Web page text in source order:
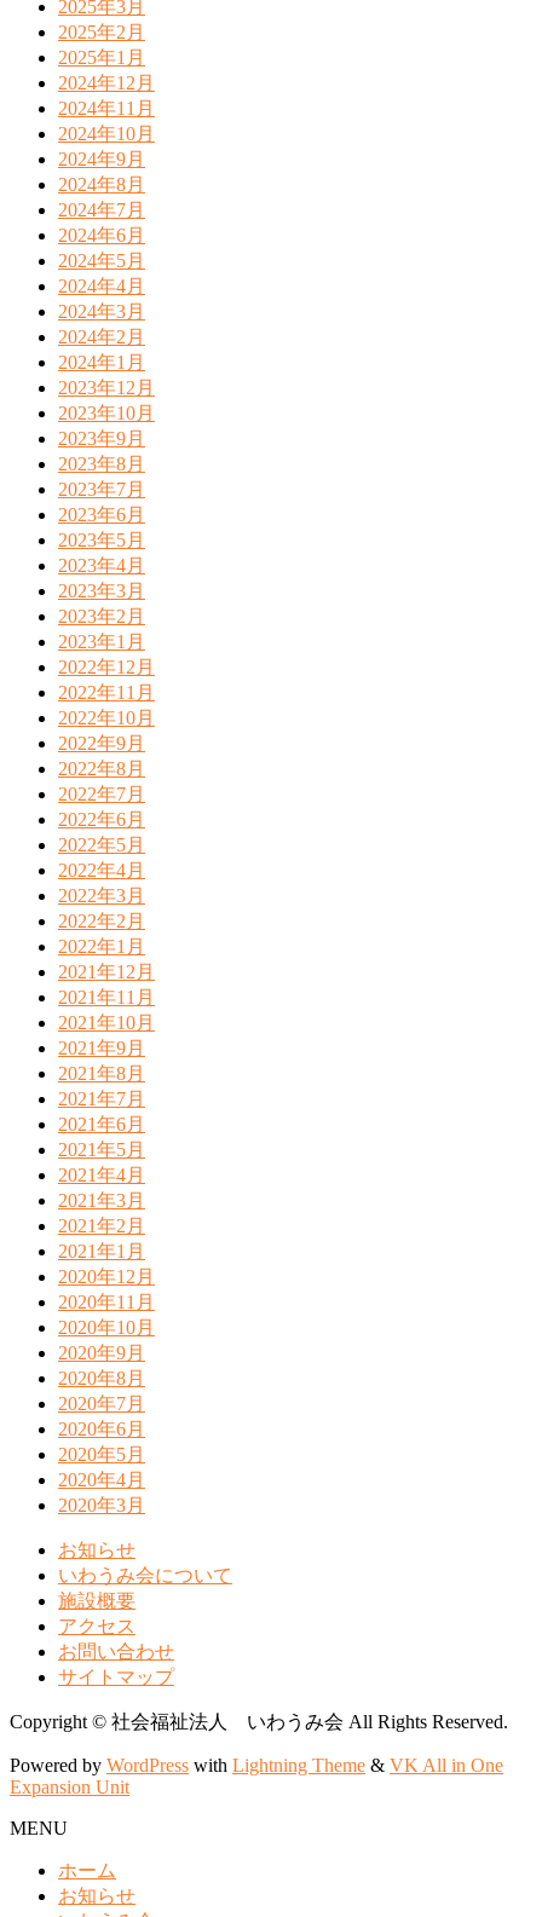
2025年3月
2025年2月
2025年1月
2024年12月
2024年11月
2024年10月
2024年9月
2024年8月
2024年7月
2024年6月
2024年5月
2024年4月
2024年3月
2024年2月
2024年1月
2023年12月
2023年10月
2023年9月
2023年8月
2023年7月
2023年6月
2023年5月
2023年4月
2023年3月
2023年2月
2023年1月
2022年12月
2022年11月
2022年10月
2022年9月
2022年8月
2022年7月
2022年6月
2022年5月
2022年4月
2022年3月
2022年2月
2022年1月
2021年12月
2021年11月
2021年10月
2021年9月
2021年8月
2021年7月
2021年6月
2021年5月
2021年4月
2021年3月
2021年2月
2021年1月
2020年12月
2020年11月
2020年10月
2020年9月
2020年8月
2020年7月
2020年6月
2020年5月
2020年4月
2020年3月
お知らせ
いわうみ会について
施設概要
アクセス
お問い合わせ
サイトマップ
Copyright © 社会福祉法人 いわうみ会 All Rights Reserved.
Powered by WordPress with Lightning Theme & VK All in One
Expansion Unit
MENU
ホーム
お知らせ